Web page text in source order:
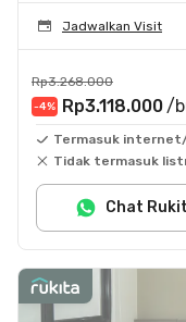
Jadwalkan Visit
Rp3.268.000
-4% Rp3.118.000 /
Termasuk internet/
Tidak termasuk
Chat